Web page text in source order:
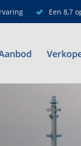
Een 8,7